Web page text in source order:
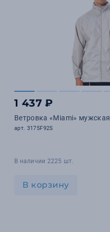
1 437 ₽
Ветровка «Miami» мужская
арт. 3175F92S
В наличии 2225 шт.
В корзину